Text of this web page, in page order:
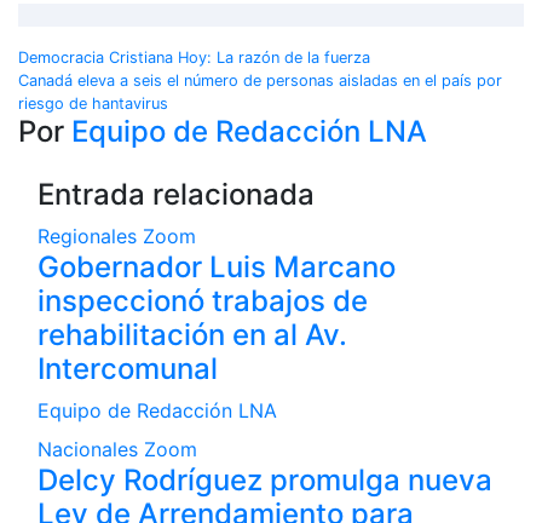
Navegación
de
entradas
Democracia Cristiana Hoy: La razón de la fuerza
Canadá eleva a seis el número de personas aisladas en el país por
riesgo de hantavirus
Por Equipo de Redacción LNA
Entrada relacionada
Regionales Zoom
Gobernador Luis Marcano
inspeccionó trabajos de
rehabilitación en al Av.
Intercomunal
Equipo de Redacción LNA
Nacionales Zoom
Delcy Rodríguez promulga nueva
Ley de Arrendamiento para